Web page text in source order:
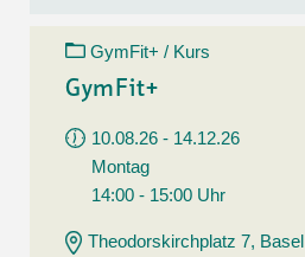
GymFit+ / Kurs
GymFit+
10.08.26 - 14.12.26
Montag
14:00 - 15:00 Uhr
Theodorskirchplatz 7, Basel